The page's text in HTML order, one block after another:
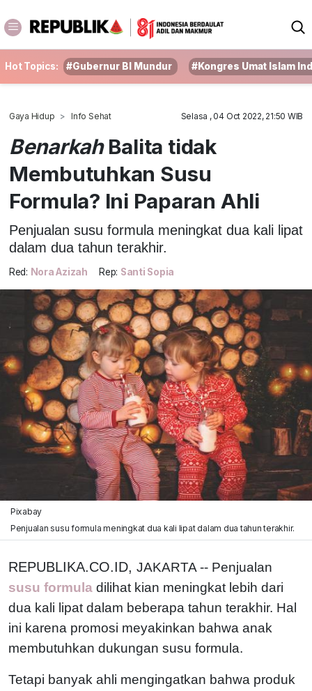
Hot Topics: #Gubernur BI Mundur #Kongres Umat Islam
Gaya Hidup Info Sehat Selasa , 04 Oct 2022, 21:50 WIB
BenarkahBalita tidak
Membutuhkan Susu
Formula? Ini Paparan Ahli
Penjualan susu formula meningkat dua kali lipat
dalam dua tahun terakhir.
Red: Nora Azizah Rep: Santi Sopia
Pixabay
Penjualan susu formula meningkat dua kali lipat dalam dua tahun terakhir.
REPUBLIKA.CO.ID, JAKARTA -- Penjualan
susu formula dilihat kian meningkat lebih dari
dua kali lipat dalam beberapa tahun terakhir. Hal
ini karena promosi meyakinkan bahwa anak
membutuhkan dukungan susu formula.
Tetapi banyak ahli mengingatkan bahwa produk